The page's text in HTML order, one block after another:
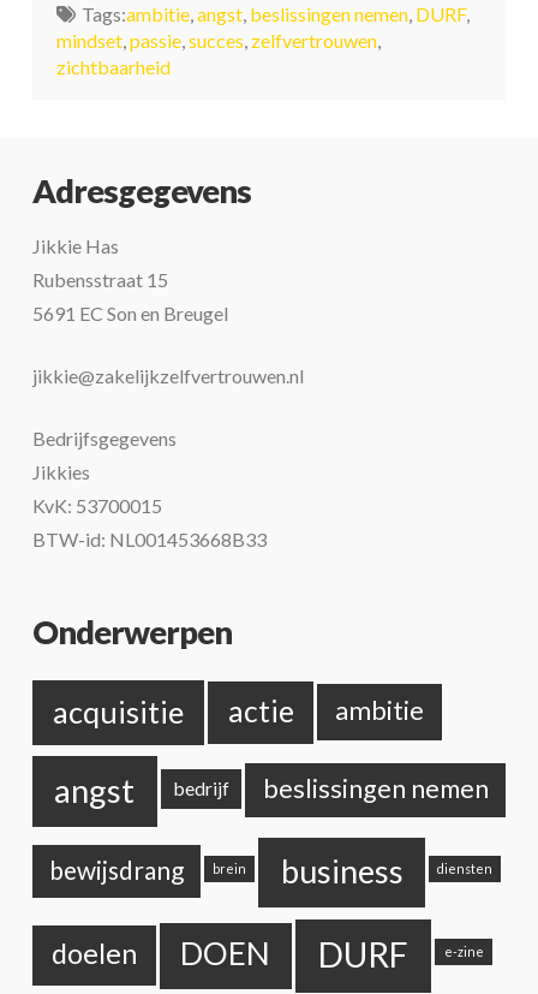
Tags:ambitie,angst, beslissingen nemen, DURF,
mindset,passie,succes, zelfvertrouwen,
zichtbaarheid
Adresgegevens
Jikkie Has
Rubensstraat 15
5691 EC Son en Breugel
jikkie@zakelijkzelfvertrouwen.nl
Bedrijfsgegevens
Jikkies
KvK: 53700015
BTW-id: NL001453668B33
Onderwerpen
acquisitie actie ambitie
angst bedrijf beslissingen nemen
bewijsdrang brein business diensten
doelen DOEN DURF e-zine